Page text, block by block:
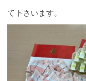
て下さいます。